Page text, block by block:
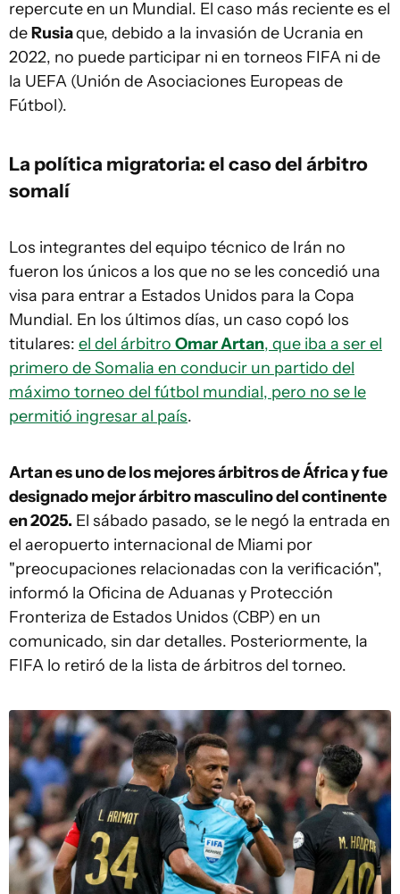
repercute en un Mundial. El caso más reciente es el
deRusiaque, debido a la invasión de Ucrania en
2022, no puede participar ni en torneos FIFA ni de
la UEFA (Unión de Asociaciones Europeas de
Fútbol).
La política migratoria: el caso del árbitro
somalí
Los integrantes del equipo técnico de Irán no
fueron los únicos a los que no se les concedió una
visa para entrar a Estados Unidos para la Copa
Mundial. En los últimos días, un caso copó los
titulares: el del árbitro Omar Artan, que iba a ser el
primero de Somalia en conducir un partido del
máximo torneo del fútbol mundial, pero no se le
permitió ingresar al país.
Artan es uno de los mejores árbitros de África y fue
designado mejor árbitro masculino del continente
en 2025. El sábado pasado, se le negó la entrada en
el aeropuerto internacional de Miami por
"preocupaciones relacionadas con la verificación",
informó la Oficina de Aduanas y Protección
Fronteriza de Estados Unidos (CBP) en un
comunicado, sin dar detalles. Posteriormente, la
FIFA lo retiró de la lista de árbitros del torneo.